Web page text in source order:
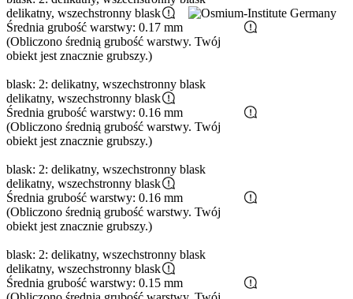
delikatny, wszechstronny blask
Średnia grubość warstwy: 0.17 mm
(Obliczono średnią grubość warstwy. Twój
obiekt jest znacznie grubszy.)
blask: 2: delikatny, wszechstronny blask
delikatny, wszechstronny blask
Średnia grubość warstwy: 0.16 mm
(Obliczono średnią grubość warstwy. Twój
obiekt jest znacznie grubszy.)
blask: 2: delikatny, wszechstronny blask
delikatny, wszechstronny blask
Średnia grubość warstwy: 0.16 mm
(Obliczono średnią grubość warstwy. Twój
obiekt jest znacznie grubszy.)
blask: 2: delikatny, wszechstronny blask
delikatny, wszechstronny blask
Średnia grubość warstwy: 0.15 mm